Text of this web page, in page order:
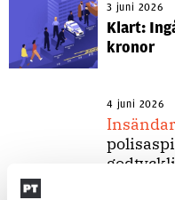
3 juni 2026
Klart:
kronor
4 juni 2026